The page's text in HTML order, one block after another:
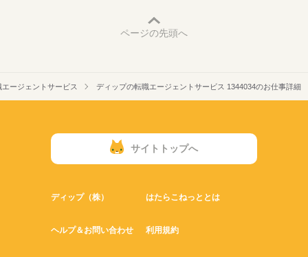
ページの先頭へ
ージェントサービス ディップの転職エージェントサービス 1344034のお仕事詳細
サイトトップへ
ディップ（株） はたらこねっととは
ヘルプ＆お問い合わせ 利用規約